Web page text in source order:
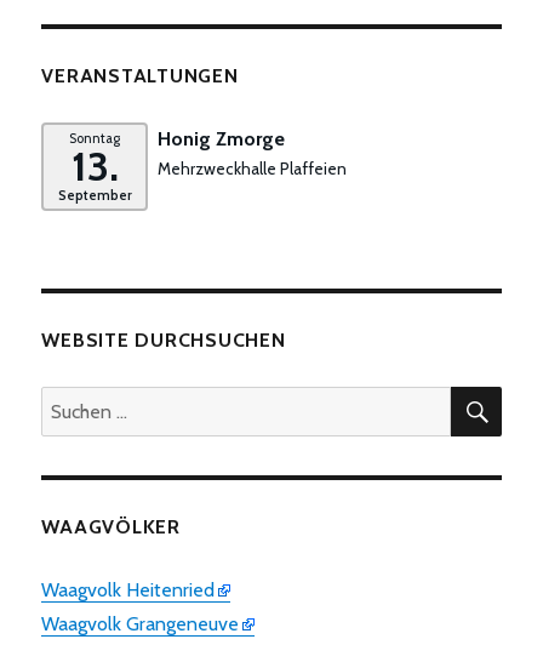
VERANSTALTUNGEN
Sonntag
13.
September
Honig Zmorge
Mehrzweckhalle Plaffeien
WEBSITE DURCHSUCHEN
Suchen
nach:
WAAGVÖLKER
Waagvolk Heitenried
Waagvolk Grangeneuve